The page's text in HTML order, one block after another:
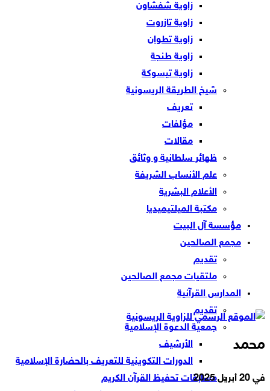
زاوية شفشاون
زاوية تازروت
زاوية تطوان
زاوية طنجة
زاوية تيسوكة
شيخ الطريقة الريسونية
تعريف
مؤلفات
مقالات
ظهائر سلطانية و وثائق
علم الأنساب الشريفة
الأعلام البشرية
مكتبة الميلتيميديا
مؤسسة آل البيت
مجمع الصالحين
تقديم
ملتقيات مجمع الصالحين
المدارس القرآنية
تقديم
جمعية الدعوة الإسلامية
الأرشيف
الدورات التكوينية للتعريف بالحضارة الإسلامية
مسابقات تحفيظ القرآن الكريم
محمد
في 20 أبريل 2025